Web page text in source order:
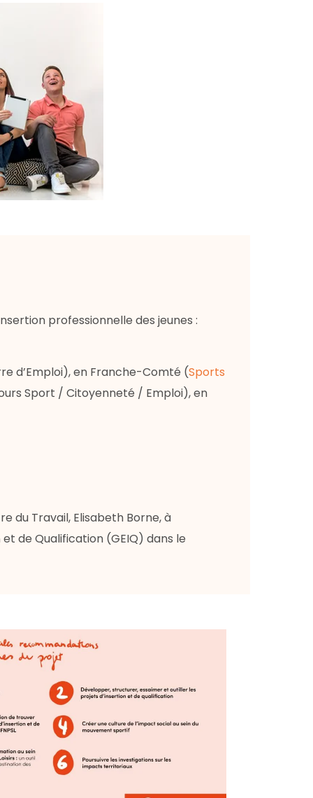
professionnelle des jeunes :
d’Emploi), en Franche-Comté (Sports
Sport / Citoyenneté / Emploi), en
du Travail, Elisabeth Borne, à
de Qualification (GEIQ) dans le